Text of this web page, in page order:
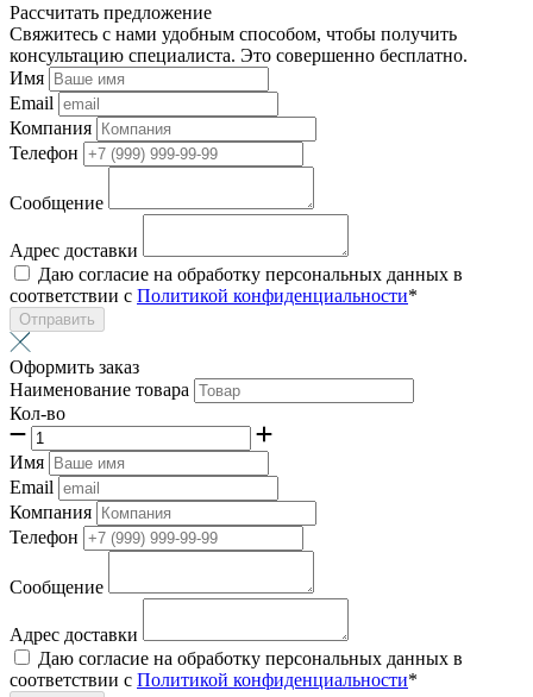
Рассчитать предложение
Свяжитесь с нами удобным способом, чтобы получить
консультацию специалиста. Это совершенно бесплатно.
Имя
Email
Компания
Телефон
Сообщение
Адрес доставки
Даю согласие на обработку персональных данных в
соответствии с Политикой конфиденциальности*
Отправить
Оформить заказ
Наименование товара
Кол-во
Имя
Email
Компания
Телефон
Сообщение
Адрес доставки
Даю согласие на обработку персональных данных в
соответствии с Политикой конфиденциальности*